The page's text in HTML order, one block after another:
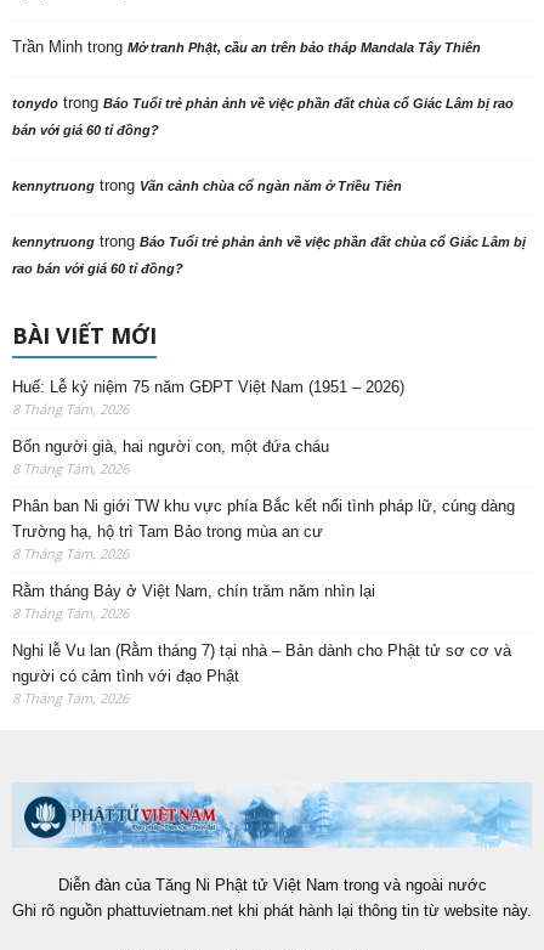
Trần Minh trong Mở tranh Phật, cầu an trên bảo tháp Mandala Tây Thiên
tonydo trong Báo Tuổi trẻ phản ảnh về việc phần đất chùa cổ Giác Lâm bị rao
bán với giá 60 tỉ đồng?
kennytruong trong Vãn cảnh chùa cổ ngàn năm ở Triều Tiên
kennytruong trong Báo Tuổi trẻ phản ảnh về việc phần đất chùa cổ Giác Lâm bị
rao bán với giá 60 tỉ đồng?
BÀI VIẾT MỚI
Huế: Lễ kỷ niệm 75 năm GĐPT Việt Nam (1951 – 2026)
8 Tháng Tám, 2026
Bốn người già, hai người con, một đứa cháu
8 Tháng Tám, 2026
Phân ban Ni giới TW khu vực phía Bắc kết nối tình pháp lữ, cúng dàng
Trường hạ, hộ trì Tam Bảo trong mùa an cư
8 Tháng Tám, 2026
Rằm tháng Bảy ở Việt Nam, chín trăm năm nhìn lại
8 Tháng Tám, 2026
Nghi lễ Vu lan (Rằm tháng 7) tại nhà – Bản dành cho Phật tử sơ cơ và
người có cảm tình với đạo Phật
8 Tháng Tám, 2026
Diễn đàn của Tăng Ni Phật tử Việt Nam trong và ngoài nước
Ghi rõ nguồn phattuvietnam.net khi phát hành lại thông tin từ website này.